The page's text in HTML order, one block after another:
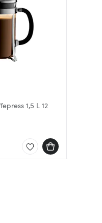
1,5 L 12